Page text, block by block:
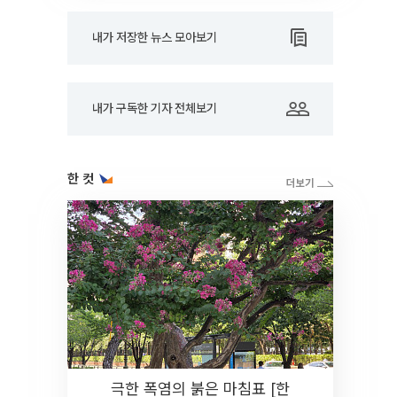
내가 저장한 뉴스 모아보기
내가 구독한 기자 전체보기
한 컷
극한 폭염의 붉은 마침표 [한